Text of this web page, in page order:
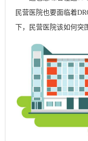
民营医院也要面临着
下，民营医院该如何突